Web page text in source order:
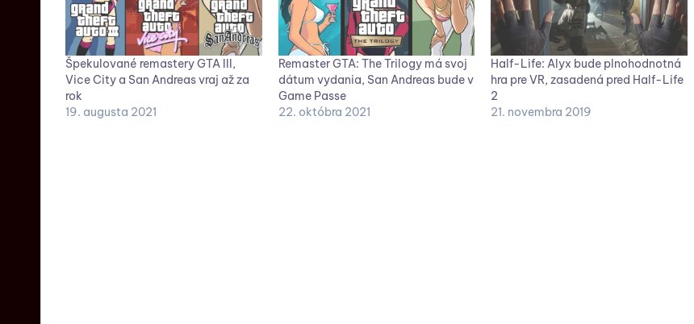
Špekulované remastery GTA III,
Vice City a San Andreas vraj až za
rok
19. augusta 2021
Remaster GTA: The Trilogy má svoj
dátum vydania, San Andreas bude v
Game Passe
22. októbra 2021
Half-Life: Alyx bude plnohodnotná
hra pre VR, zasadená pred Half-Life
2
21. novembra 2019